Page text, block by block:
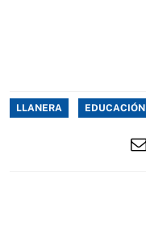
LLANERA EDUCACIÓN